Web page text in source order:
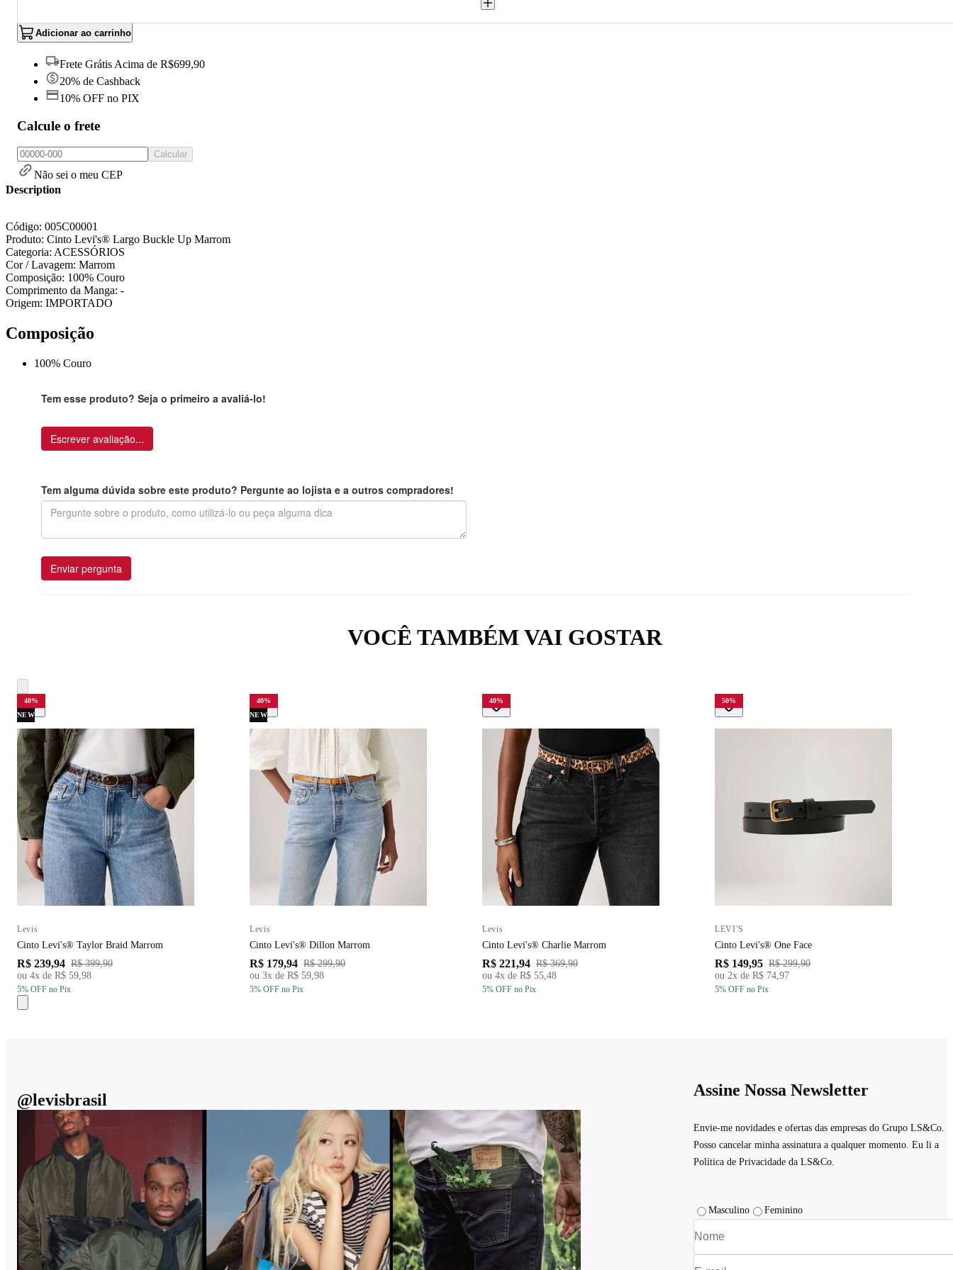
Adicionar ao carrinho
Frete Grátis Acima de R$699,90
20% de Cashback
10% OFF no PIX
Calcule o frete
Calcular
Não sei o meu CEP
Description
Código: 005C00001
Produto: Cinto Levi's® Largo Buckle Up Marrom
Categoria: ACESSÓRIOS
Cor / Lavagem: Marrom
Composição: 100% Couro
Comprimento da Manga: -
Origem: IMPORTADO
Composição
100% Couro
Tem esse produto? Seja o primeiro a avaliá-lo!
Escrever avaliação...
Tem alguma dúvida sobre este produto? Pergunte ao lojista e a outros compradores!
Enviar pergunta
VOCÊ TAMBÉM VAI GOSTAR
40%
NEW
Levis
Cinto Levi's® Taylor Braid Marrom
R$ 239,94 R$ 399,90
ou 4x de R$ 59,98
5% OFF no Pix
40%
NEW
Levis
Cinto Levi's® Dillon Marrom
R$ 179,94 R$ 299,90
ou 3x de R$ 59,98
5% OFF no Pix
40%
Levis
Cinto Levi's® Charlie Marrom
R$ 221,94 R$ 369,90
ou 4x de R$ 55,48
5% OFF no Pix
50%
LEVI'S
Cinto Levi's® One Face
R$ 149,95 R$ 299,90
ou 2x de R$ 74,97
5% OFF no Pix
@levisbrasil
Assine Nossa Newsletter
Envie-me novidades e ofertas das empresas do Grupo LS&Co.
Posso cancelar minha assinatura a qualquer momento. Eu li a
Política de Privacidade da LS&Co.
Masculino Feminino